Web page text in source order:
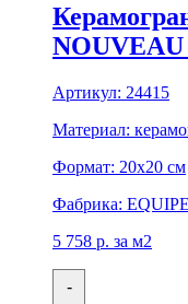
Артикул: 24415
Материал:
Формат: 20x20 см
Фабрика: EQUIPE
5 758 р. за м2
-